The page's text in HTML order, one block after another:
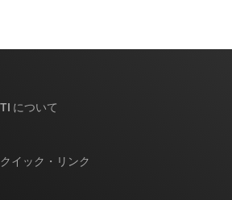
TI について
クイック・リンク